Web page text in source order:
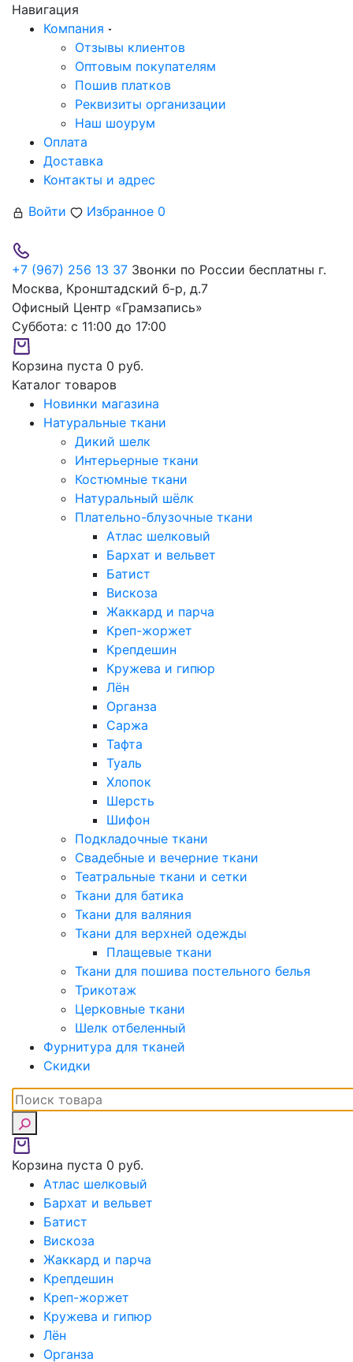
Навигация
Компания
Отзывы клиентов
Оптовым покупателям
Пошив платков
Реквизиты организации
Наш шоурум
Оплата
Доставка
Контакты и адрес
Войти
Избранное 0
+7 (967) 256 13 37 Звонки по России бесплатны г.
Москва, Кронштадский б-р, д.7
Офисный Центр «Грамзапись»
Суббота: с 11:00 до 17:00
Корзина пуста 0 руб.
Каталог товаров
Новинки магазина
Натуральные ткани
Дикий шелк
Интерьерные ткани
Костюмные ткани
Натуральный шёлк
Плательно-блузочные ткани
Атлас шелковый
Бархат и вельвет
Батист
Вискоза
Жаккард и парча
Креп-жоржет
Крепдешин
Кружева и гипюр
Лён
Органза
Саржа
Тафта
Туаль
Хлопок
Шерсть
Шифон
Подкладочные ткани
Свадебные и вечерние ткани
Театральные ткани и сетки
Ткани для батика
Ткани для валяния
Ткани для верхней одежды
Плащевые ткани
Ткани для пошива постельного белья
Трикотаж
Церковные ткани
Шелк отбеленный
Фурнитура для тканей
Скидки
Корзина пуста 0 руб.
Атлас шелковый
Бархат и вельвет
Батист
Вискоза
Жаккард и парча
Крепдешин
Креп-жоржет
Кружева и гипюр
Лён
Органза